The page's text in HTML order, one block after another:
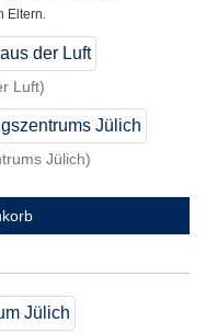
Eltern.
Luft)
Jülich)